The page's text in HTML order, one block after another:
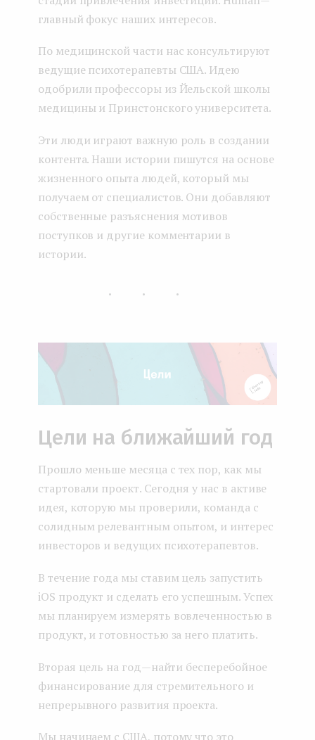
главный фокус наших интересов.
По медицинской части нас консультируют
ведущие психотерапевты США. Идею
одобрили профессоры из Йельской школы
медицины и Принстонского университета.
Эти люди играют важную роль в создании
контента. Наши истории пишутся на основе
жизненного опыта людей, который мы
получаем от специалистов. Они добавляют
собственные разъяснения мотивов
поступков и другие комментарии в
истории.
...
Цели на ближайший год
Прошло меньше месяца с тех пор, как мы
стартовали проект. Сегодня у нас в активе
идея, которую мы проверили, команда с
солидным релевантным опытом, и интерес
инвесторов и ведущих психотерапевтов.
В течение года мы ставим цель запустить
iOS продукт и сделать его успешным. Успех
мы планируем измерять вовлеченностью в
продукт, и готовностью за него платить.
Вторая цель на год — найти бесперебойное
финансирование для стремительного и
непрерывного развития проекта.
Мы начинаем с США, потому что это